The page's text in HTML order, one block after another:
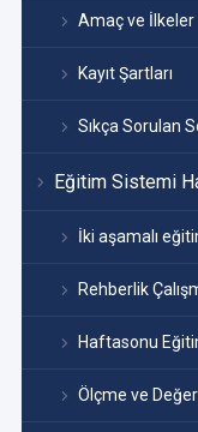
Amaç ve İlkeler
Kayıt Şartları
Sıkça Sorulan
Eğitim Sistemi
İki aşamalı
Rehberlik
Haftasonu
Ölçme ve